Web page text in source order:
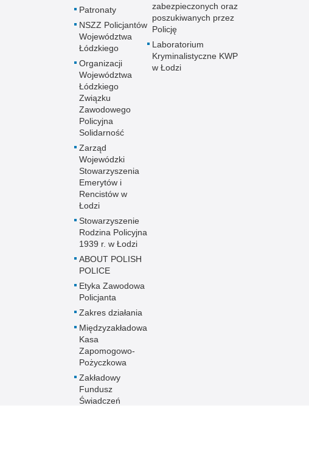
Patronaty
NSZZ Policjantów
Województwa
Łódzkiego
Organizacji
Województwa
Łódzkiego
Związku
Zawodowego
Policyjna
Solidarność
Zarząd
Wojewódzki
Stowarzyszenia
Emerytów i
Rencistów w
Łodzi
Stowarzyszenie
Rodzina Policyjna
1939 r. w Łodzi
ABOUT POLISH
POLICE
Etyka Zawodowa
Policjanta
Zakres działania
Międzyzakładowa
Kasa
Zapomogowo-
Pożyczkowa
Zakładowy
Fundusz
Świadczeń
zabezpieczonych oraz
poszukiwanych przez
Policję
Laboratorium
Kryminalistyczne KWP
w Łodzi